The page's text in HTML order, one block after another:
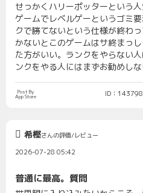
せっかくハリーポッターという
ゲームでレベルゲーというゴミ
クで勝てないという仕様が終わ
かないとこのゲームはサ終まっ
た方がいい。ランクをやらない
ンクをやる人にはまずお勧めし
Post By
App Store ID：
希樫さんの評価/レビュー
2026-07-28 05:42
普通に最高。質問